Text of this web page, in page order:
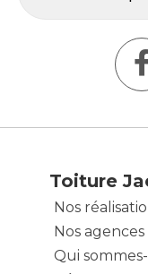
Toiture
Nos
Nos agences
Qui